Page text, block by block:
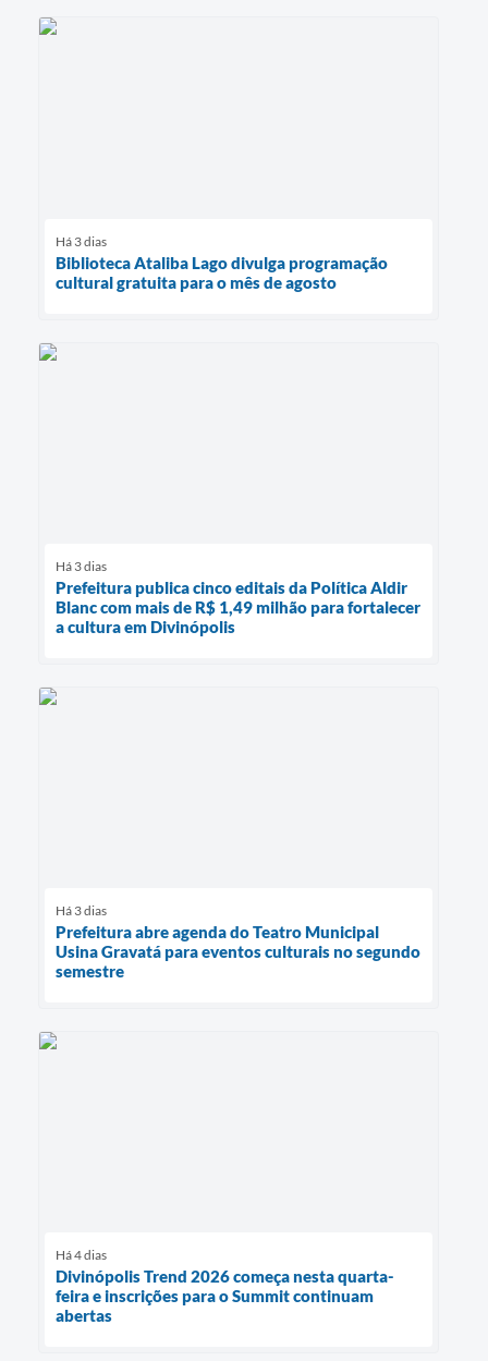
Há 3 dias
Biblioteca Ataliba Lago divulga programação
cultural gratuita para o mês de agosto
Há 3 dias
Prefeitura publica cinco editais da Política Aldir
Blanc com mais de R$ 1,49 milhão para fortalecer
a cultura em Divinópolis
Há 3 dias
Prefeitura abre agenda do Teatro Municipal
Usina Gravatá para eventos culturais no segundo
semestre
Há 4 dias
Divinópolis Trend 2026 começa nesta quarta-
feira e inscrições para o Summit continuam
abertas